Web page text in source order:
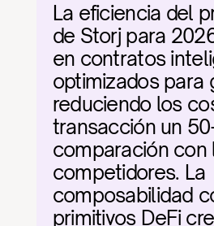
La eficiencia del
de Storj para
en contratos
optimizados para
reduciendo los
transacción un
comparación con
competidores. La
composabilidad
primitivos DeFi